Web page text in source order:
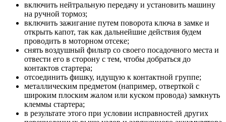
включить нейтральную передачу и установить машину
на ручной тормоз;
включить зажигание путем поворота ключа в замке и
открыть капот, так как дальнейшие действия будем
проводить в моторном отсеке;
снять воздушный фильтр со своего посадочного места и
отвести его в сторону с тем, чтобы добраться до
контактов стартера;
отсоединить фишку, идущую к контактной группе;
металлическим предметом (например, отверткой с
широким плоским жалом или куском провода) замкнуть
клеммы стартера;
в результате этого при условии исправностей других